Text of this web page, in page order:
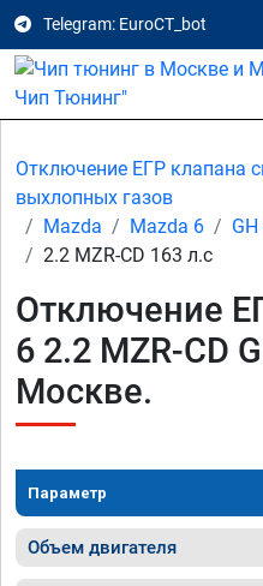
Telegram: EuroCT_bot
Отключение ЕГР клапана
выхлопных газов
Mazda
Mazda 6
2.2 MZR-CD 163 л.с
Отключение
6 2.2 MZR-CD
Москве.
Параметр
Объем двигателя